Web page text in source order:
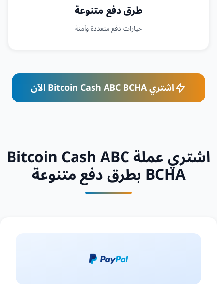
طرق دفع متنوعة
خيارات دفع متعددة وآمنة
اشتري Bitcoin Cash ABC BCHA الآن
اشتري عملة Bitcoin Cash ABC
BCHA بطرق دفع متنوعة